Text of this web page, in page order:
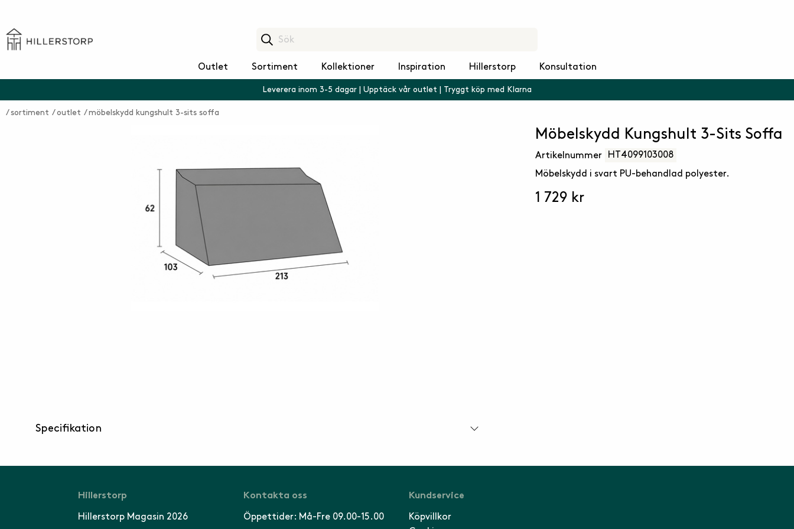
Outlet Sortiment Kollektioner Inspiration Hillerstorp Konsultation
Leverera inom 3-5 dagar | Upptäck vår outlet | Tryggt köp med Klarna
sortiment outlet möbelskydd kungshult 3-sits soffa
Möbelskydd Kungshult 3-Sits Soffa
Artikelnummer HT4099103008
Möbelskydd i svart PU-behandlad polyester.
1 729 kr
Specifikation
Hillerstorp
Hillerstorp Magasin 2026
Kontakta oss
Öppettider: Må-Fre 09.00-15.00
Kundservice
Köpvillkor